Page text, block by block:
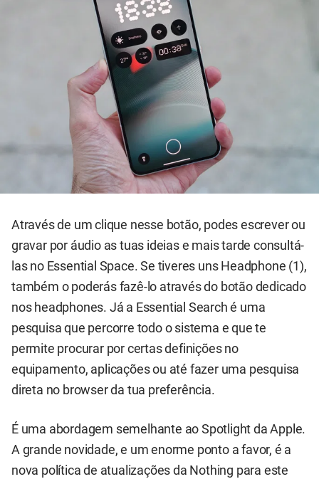
Através de um clique nesse botão, podes escrever ou
gravar por áudio as tuas ideias e mais tarde consultá-
las no Essential Space. Se tiveres uns Headphone (1),
também o poderás fazê-lo através do botão dedicado
nos headphones. Já a Essential Search é uma
pesquisa que percorre todo o sistema e que te
permite procurar por certas definições no
equipamento, aplicações ou até fazer uma pesquisa
direta no browser da tua preferência.
É uma abordagem semelhante ao Spotlight da Apple.
A grande novidade, e um enorme ponto a favor, é a
nova política de atualizações da Nothing para este